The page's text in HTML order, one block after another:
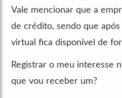
Vale mencionar que a
de crédito, sendo que
virtual fica disponível de
Registrar o meu interesse
que vou receber um?